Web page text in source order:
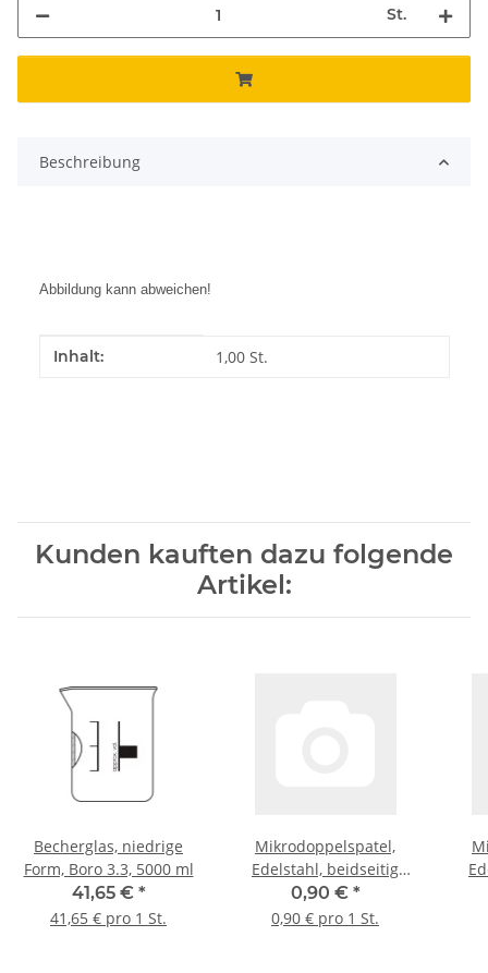
St.
Beschreibung
Abbildung kann abweichen!
Produkteigenschaft
Wert
Inhalt: 1,00 St.
Kunden kauften dazu folgende
Artikel:
Becherglas, niedrige
Form, Boro 3.3, 5000 ml
41,65 € *
41,65 € pro 1 St.
Mikrodoppelspatel,
Edelstahl, beidseitig
birnenförmig, 185 mm
L., 5*15 mm Spatel
0,90 € *
0,90 € pro 1 St.